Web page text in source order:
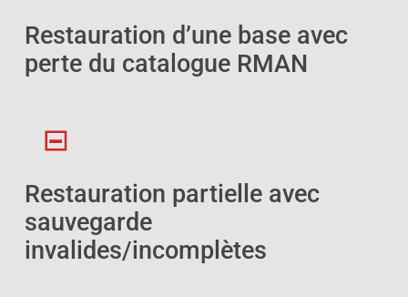
Restauration d’une base avec
perte du catalogue RMAN
Restauration partielle avec
sauvegarde
invalides/incomplètes